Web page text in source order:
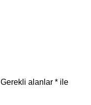
Gerekli alanlar * ile